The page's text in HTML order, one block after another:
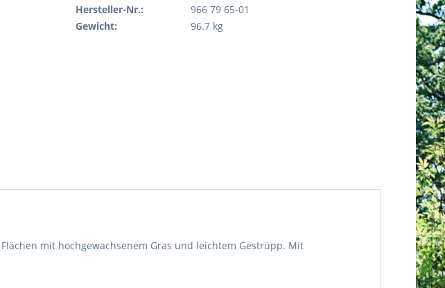
Hersteller-Nr.:
966 79 65-01
Gewicht:
96.7 kg
mit hochgewachsenem Gras und leichtem Gestrüpp. Mit